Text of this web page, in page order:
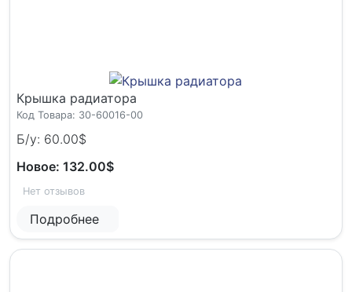
Крышка радиатора
Код Товара: 30-60016-00
Б/у: 60.00$
Новое: 132.00$
Нет отзывов
Подробнее